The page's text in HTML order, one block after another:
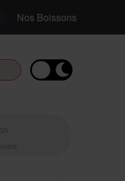
Nos Boissons